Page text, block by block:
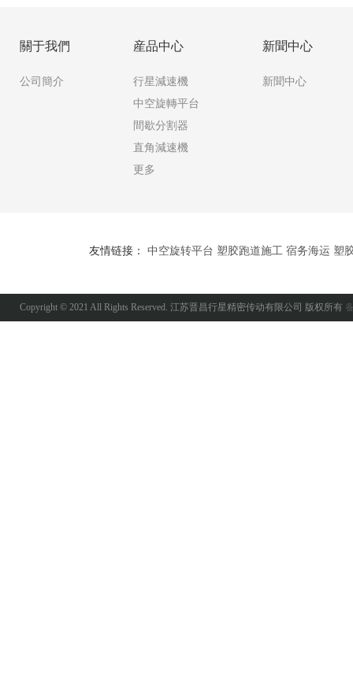
關于我們
公司簡介
産品中心
行星減速機
中空旋轉平台
間歇分割器
直角減速機
更多
新聞中心
新聞中心
友情链接： 中空旋转平台 塑胶跑道施工 宿务海运 塑
Copyright © 2021 All Rights Reserved. 江苏晋昌行星精密传动有限公司 版权所有